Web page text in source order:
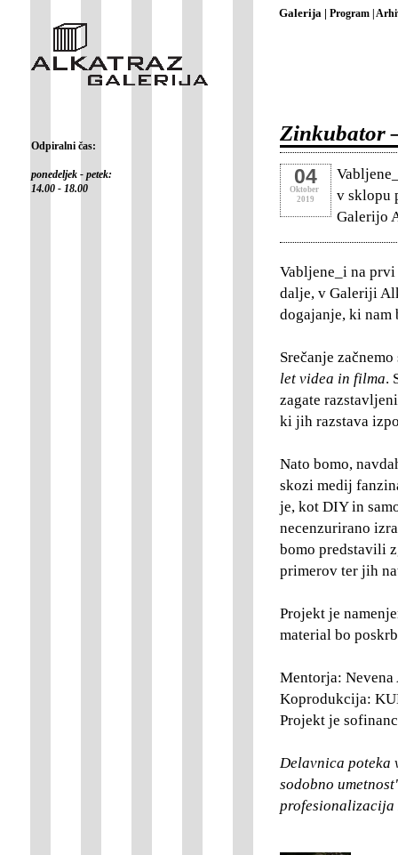
Galerija | Program |
Odpiralni čas:
ponedeljek - petek:
14.00 - 18.00
Zinkubator
04
Oktober
2019
v sklopu
Galerijo
Vabljene_i na
dalje, v Galeriji
dogajanje, ki
Srečanje
let videa in filma.
zagate
ki jih razstava
Nato bomo,
skozi medij
je, kot DIY in
necenzurirano
bomo predstavili
primerov ter jih
Projekt je
material bo
Mentorja:
Koprodukcija:
Projekt je
Delavnica poteka
sodobno
profesionalizacija